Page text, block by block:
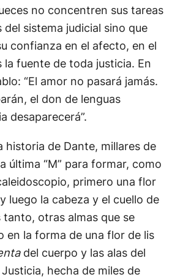
no concentren sus tareas
del sistema judicial sino que
confianza en el afecto, en el
la fuente de toda justicia. En
“El amor no pasará jamás.
el don de lenguas
desaparecerá”.
historia de Dante, millares de
última “M” para formar, como
primero una flor
luego la cabeza y el cuello de
tanto, otras almas que se
en la forma de una flor de lis
del cuerpo y las alas del
hecha de miles de